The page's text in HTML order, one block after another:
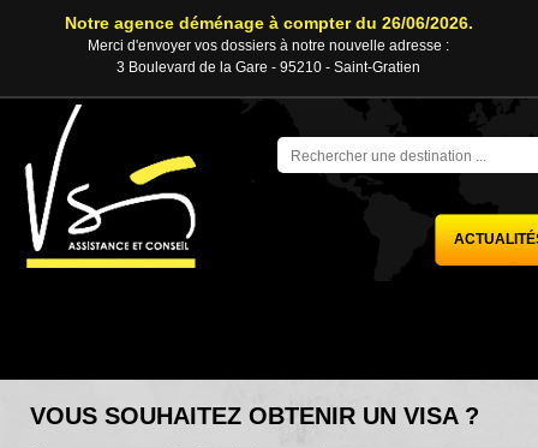
Notre agence déménage à compter du 26/06/2026.
Merci d'envoyer vos dossiers à notre nouvelle adresse :
3 Boulevard de la Gare - 95210 - Saint-Gratien
VOUS SOUHAITEZ OBTENIR UN VISA ?